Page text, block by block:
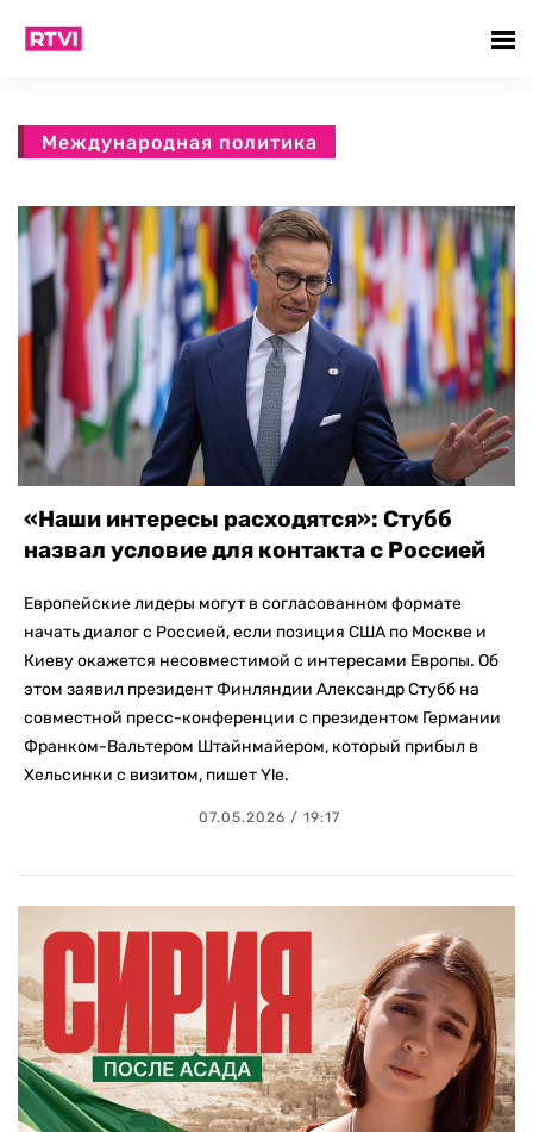
Международная политика
«Наши интересы расходятся»: Стубб
назвал условие для контакта с Россией
Европейские лидеры могут в согласованном формате
начать диалог с Россией, если позиция США по Москве и
Киеву окажется несовместимой с интересами Европы. Об
этом заявил президент Финляндии Александр Стубб на
совместной пресс-конференции с президентом Германии
Франком-Вальтером Штайнмайером, который прибыл в
Хельсинки с визитом, пишет Yle.
07.05.2026 / 19:17